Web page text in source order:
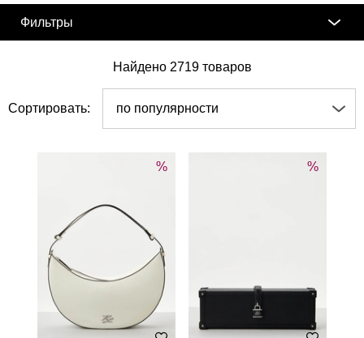
Фильтры
Найдено 2719 товаров
Сортировать: по популярности
% %